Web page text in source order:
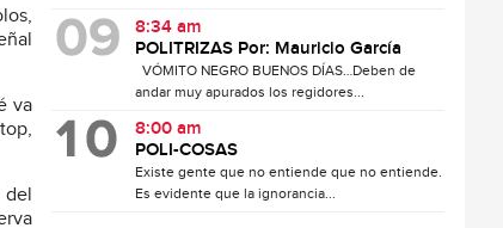
va
del
8:34 am
POLITRIZAS Por: Mauricio García
VÓMITO NEGRO BUENOS DÍAS…Deben de
andar muy apurados los regidores...
8:00 am
POLI-COSAS
Existe gente que no entiende que no entiende.
Es evidente que la ignorancia...